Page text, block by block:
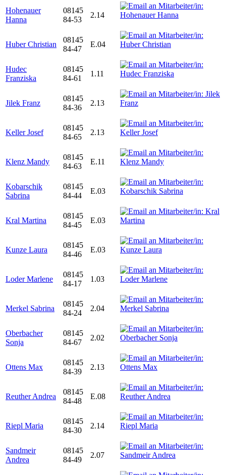
Hohenauer
Hanna
08145
84-53
2.14
Huber Christian
08145
84-47
E.04
Hudec
Franziska
08145
84-61
1.11
Jilek Franz
08145
84-36
2.13
Keller Josef
08145
84-65
2.13
Klenz Mandy
08145
84-63
E.11
Kobarschik
Sabrina
08145
84-44
E.03
Kral Martina
08145
84-45
E.03
Kunze Laura
08145
84-46
E.03
Loder Marlene
08145
84-17
1.03
Merkel Sabrina
08145
84-24
2.04
Oberbacher
Sonja
08145
84-67
2.02
Ottens Max
08145
84-39
2.13
Reuther Andrea
08145
84-48
E.08
Riepl Maria
08145
84-30
2.14
Sandmeir
Andrea
08145
84-49
2.07